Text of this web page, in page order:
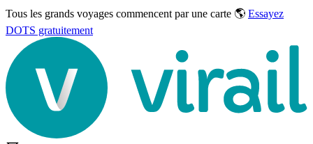
Tous les grands voyages commencent par une carte 🌎 Essayez
DOTS gratuitement